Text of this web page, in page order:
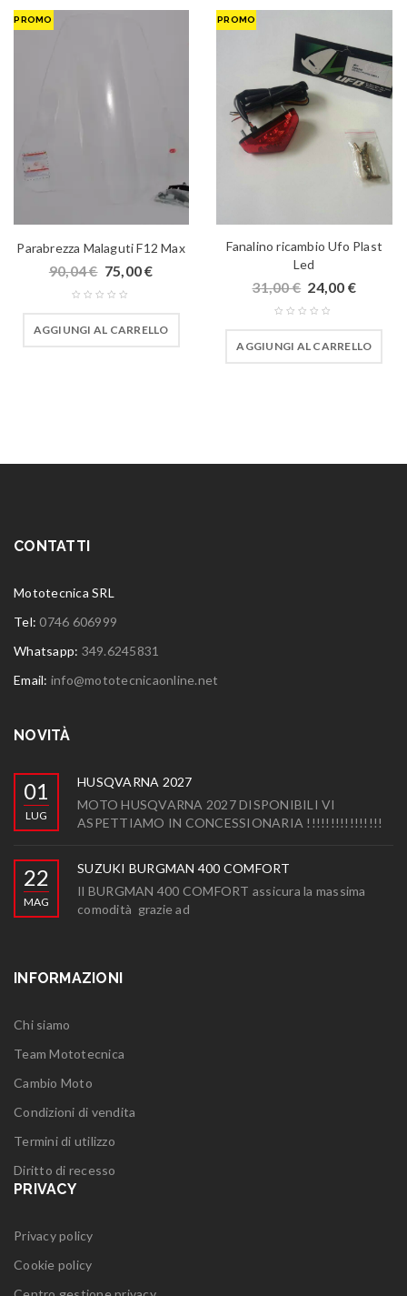
PROMO
Parabrezza Malaguti F12 Max
90,04€ 75,00€
AGGIUNGI AL CARRELLO
PROMO
Fanalino ricambio Ufo Plast
Led
31,00€ 24,00 €
AGGIUNGI AL CARRELLO
CONTATTI
Mototecnica SRL
Tel:0746 606999
Whatsapp: 349.6245831
Email: info@mototecnicaonline.net
NOVITÀ
01
LUG
HUSQVARNA 2027
MOTO HUSQVARNA 2027 DISPONIBILI VI
ASPETTIAMO IN CONCESSIONARIA !!!!!!!!!!!!!!!!
22
MAG
SUZUKI BURGMAN 400 COMFORT
Il BURGMAN 400 COMFORT assicura la massima
comodità grazie ad
INFORMAZIONI
Chi siamo
Team Mototecnica
Cambio Moto
Condizioni di vendita
Termini di utilizzo
Diritto di recesso
PRIVACY
Privacy policy
Cookie policy